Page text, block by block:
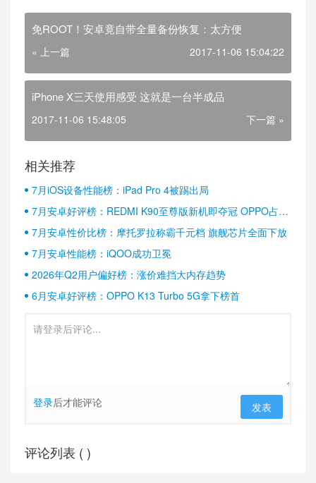
免ROOT！安卓竟自带全量备份恢复：太方便
« 上一篇 2017-11-06 15:04:22
iPhone X三天使用感受 这就是一台半成品
2017-11-06 15:48:05 下一篇 »
相关推荐
7月iOS设备性能榜：iPad Pro 4被踢出局
7月安卓好评榜：REDMI K90至尊版新机即夺冠 OPPO占据
半壁江山
7月安卓性价比榜：摩托罗拉称霸千元档 旗舰芯片全面下放
7月安卓性能榜：iQOO成功卫冕
2026年Q2用户偏好榜：涨价难挡大内存趋势
6月安卓好评榜：OPPO K13 Turbo 5G拿下榜首
登录后才能评论 发表
评论列表 ( )